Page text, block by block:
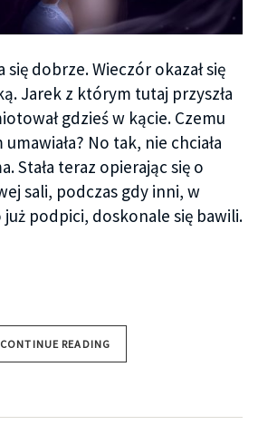
się dobrze. Wieczór okazał się
Jarek z którym tutaj przyszła
gdzieś w kącie. Czemu
umawiała? No tak, nie chciała
Stała teraz opierając się o
sali, podczas gdy inni, w
podpici, doskonale się bawili.
CONTINUE READING